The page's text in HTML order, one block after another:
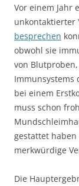
Vor einem Jahr
unkontaktierter
besprechen
obwohl sie
von
Immunsystems
bei einem
muss schon
gestattet
merkwürdige
Die